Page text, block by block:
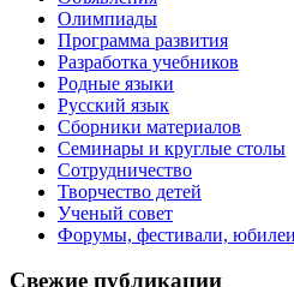
Олимпиады
Программа развития
Разработка учебников
Родные языки
Русский язык
Сборники материалов
Семинары и круглые столы
Сотрудничество
Творчество детей
Ученый совет
Форумы, фестивали, юбилеи
Свежие публикации